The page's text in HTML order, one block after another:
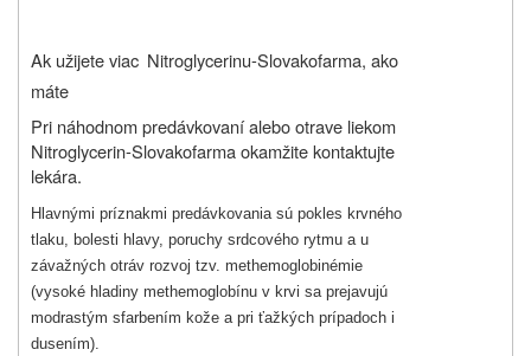
Ak užijete viac Nitroglycerinu-Slovakofarma, ako
máte
Pri náhodnom predávkovaní alebo otrave liekom
Nitroglycerin-Slovakofarma okamžite kontaktujte
lekára.
Hlavnými príznakmi predávkovania sú pokles krvného
tlaku, bolesti hlavy, poruchy srdcového rytmu a u
závažných otráv rozvoj tzv. methemoglobinémie
(vysoké hladiny methemoglobínu v krvi sa prejavujú
modrastým sfarbením kože a pri ťažkých prípadoch i
dusením).